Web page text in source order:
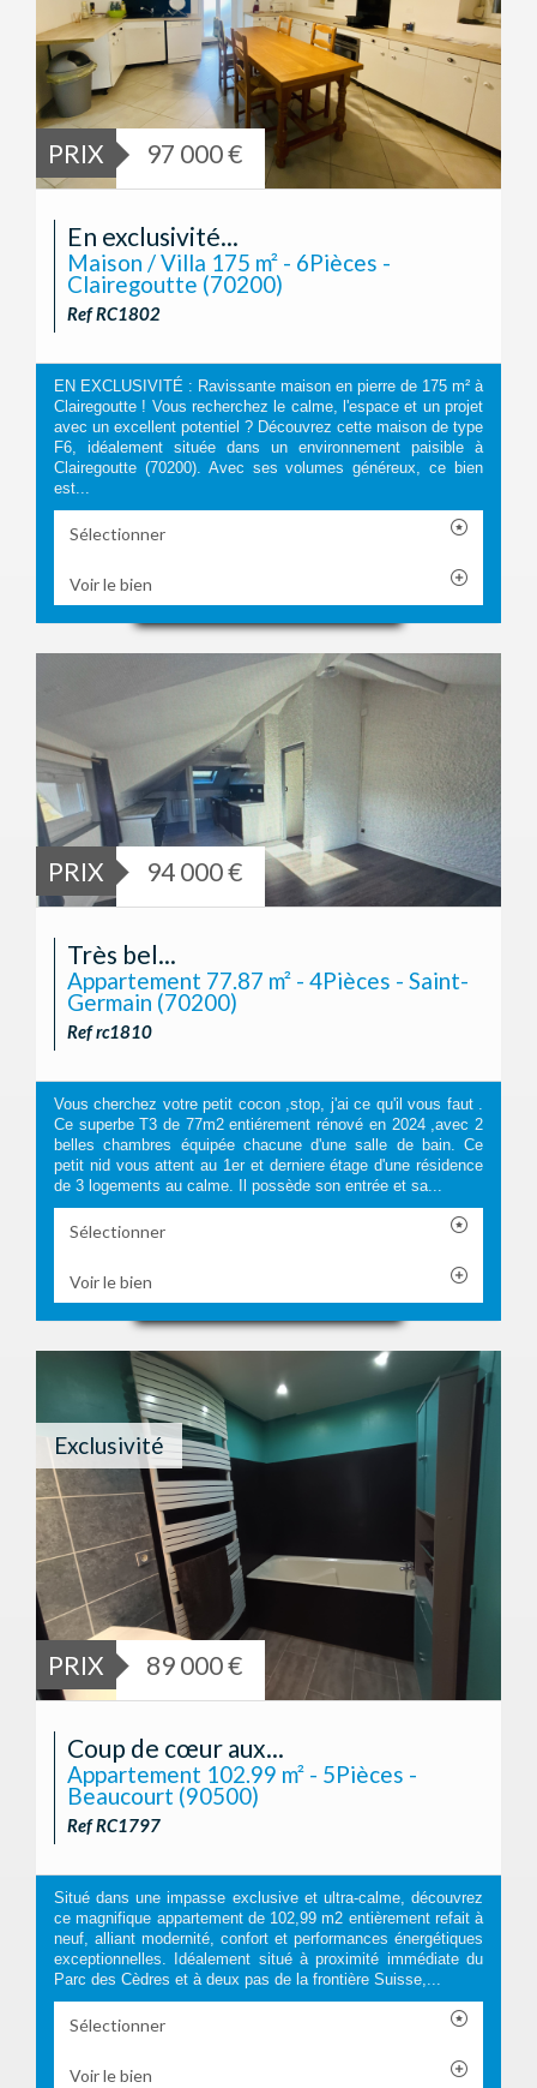
PRIX 97 000 €
En exclusivité...
Maison / Villa 175 m² - 6Pièces -
Clairegoutte (70200)
Ref RC1802
EN EXCLUSIVITÉ : Ravissante maison en pierre de 175 m² à
Clairegoutte ! Vous recherchez le calme, l'espace et un projet
avec un excellent potentiel ? Découvrez cette maison de type
F6, idéalement située dans un environnement paisible à
Clairegoutte (70200). Avec ses volumes généreux, ce bien
est...
Sélectionner
Voir le bien
PRIX 94 000 €
Très bel...
Appartement 77.87 m² - 4Pièces - Saint-
Germain (70200)
Ref rc1810
Vous cherchez votre petit cocon ,stop, j'ai ce qu'il vous faut .
Ce superbe T3 de 77m2 entiérement rénové en 2024 ,avec 2
belles chambres équipée chacune d'une salle de bain. Ce
petit nid vous attent au 1er et derniere étage d'une résidence
de 3 logements au calme. Il possède son entrée et sa...
Sélectionner
Voir le bien
Exclusivité
PRIX 89 000 €
Coup de cœur aux...
Appartement 102.99 m² - 5Pièces -
Beaucourt (90500)
Ref RC1797
Situé dans une impasse exclusive et ultra-calme, découvrez
ce magnifique appartement de 102,99 m2 entièrement refait à
neuf, alliant modernité, confort et performances énergétiques
exceptionnelles. Idéalement situé à proximité immédiate du
Parc des Cèdres et à deux pas de la frontière Suisse,...
Sélectionner
Voir le bien